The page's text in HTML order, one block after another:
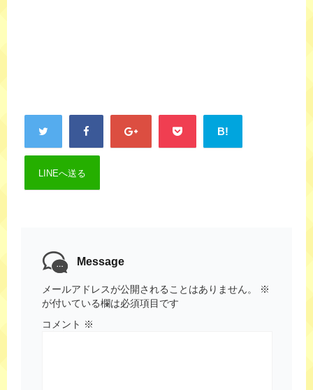
B!
LINEへ送る
Message
メールアドレスが公開されることはありません。
※
が付いている欄は必須項目です
コメント ※